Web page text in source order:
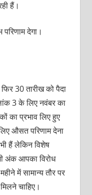
हैं।
देगा।
30 तारीख को पैदा
3 के लिए नवंबर का
का प्रभाव लिए हुए
औसत परिणाम देना
हैं लेकिन विशेष
अंक आपका विरोध
में सामान्य तौर पर
चाहिए।